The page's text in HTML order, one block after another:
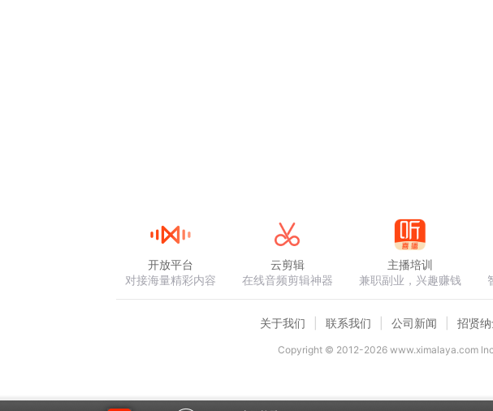
开放平台
对接海量精彩内容
云剪辑
在线音频剪辑神器
主播培训
兼职副业，兴趣赚钱
关于我们 联系我们 公司新闻 招贤
Copyright © 2012-2026www.ximalaya.com